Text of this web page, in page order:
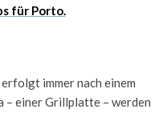
für Porto.
immer nach einem
– einer Grillplatte – werden